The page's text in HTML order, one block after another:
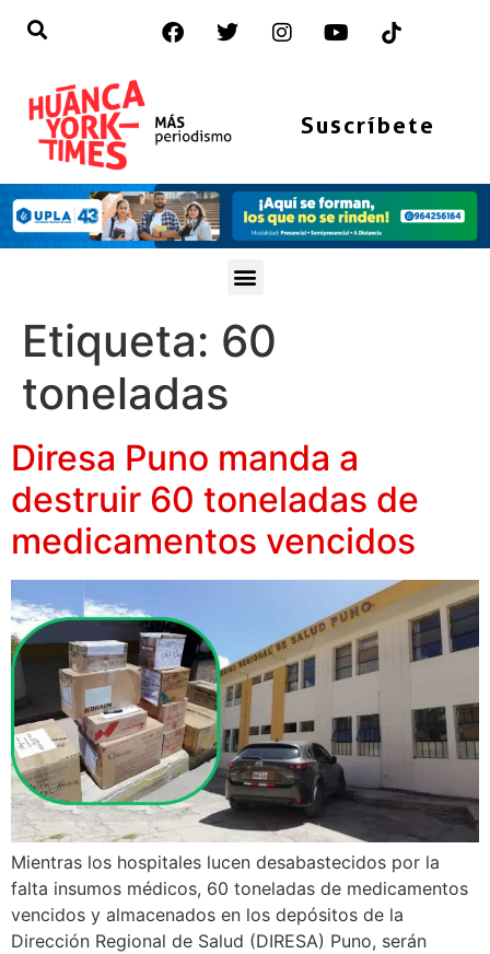
Suscríbete
Etiqueta: 60
toneladas
Diresa Puno manda a
destruir 60 toneladas de
medicamentos vencidos
Mientras los hospitales lucen desabastecidos por la
falta insumos médicos, 60 toneladas de medicamentos
vencidos y almacenados en los depósitos de la
Dirección Regional de Salud (DIRESA) Puno, serán